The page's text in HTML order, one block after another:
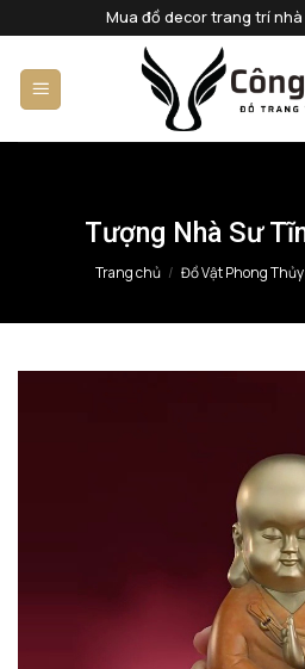
qua
nội
dung
Mua đồ decor trang trí nhà
Tượng Nhà Sư
Trang chủ / Đồ Vật Phong Thủy